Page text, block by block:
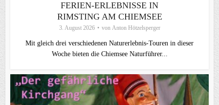
FERIEN-ERLEBNISSE IN
RIMSTING AM CHIEMSEE
3. August 2026 von Anton Hötzelsperger
Mit gleich drei verschiedenen Naturerlebnis-Touren in dieser
Woche bieten die Chiemsee Naturführer...